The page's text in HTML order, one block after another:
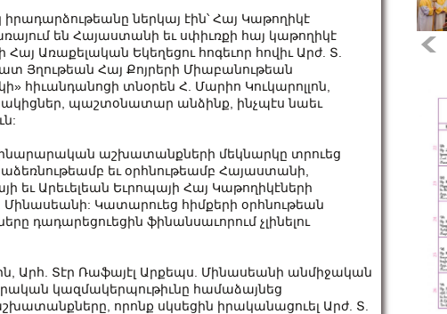
ներկայ էին՝ Հայ Կաթողիկէ
են Հայաստանի եւ սփիւռքի հայ կաթողիկէ
Առաքելական Եկեղեցու հոգեւոր հովիւ Արժ. Տ.
Յղութեան Հայ Քոյրերի Միաբանութեան
հիւանդանոցի տնօրեն Հ. Մարիո Կուկարոլլոն,
պաշտօնատար անձինք, ինչպէս նաեւ
աշխատանքների մեկնարկը տրուեց
եւ օրհնութեամբ Հայաստանի,
Արեւելեան Եւրոպայի Հայ Կաթողիկէների
Մինասեանի: Կատարուեց հիմքերի օրհնութեան
դադարեցուեցին ֆինանսաւորում չլինելու
Արհ. Տէր Ռաֆայէլ Արքեպս. Մինասեանի անմիջական
կազմակերպութիւնը համաձայնեց
որոնք սկսեցին իրականացուել Արժ. Տ.